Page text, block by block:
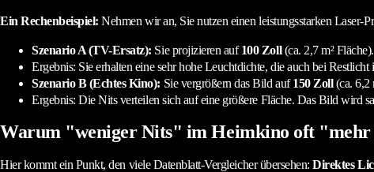
Ein Rechenbeispiel: Nehmen wir an, Sie nutzen einen leistungsstarken Laser-
Szenario A (TV-Ersatz): Sie projizieren auf100 Zoll(ca. 2,7 m² Fläche).
Ergebnis: Sie erhalten eine sehr hohe Leuchtdichte, die auch bei
Szenario B (Echtes Kino): Sie vergrößern das Bild auf150 Zoll(ca. 6,2
Ergebnis: Die Nits verteilen sich auf eine größere Fläche. Das Bild wird
Warum "weniger Nits" im Heimkino oft "mehr
Hier kommt ein Punkt, den viele Datenblatt-Vergleicher übersehen:Direktes